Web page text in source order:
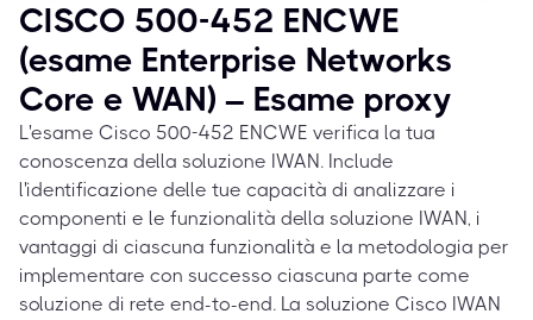
CISCO 500-452 ENCWE
(esame Enterprise Networks
Core e WAN) – Esame proxy
L'esame Cisco 500-452 ENCWE verifica la tua
conoscenza della soluzione IWAN. Include
l'identificazione delle tue capacità di analizzare i
componenti e le funzionalità della soluzione IWAN, i
vantaggi di ciascuna funzionalità e la metodologia per
implementare con successo ciascuna parte come
soluzione di rete end-to-end. La soluzione Cisco IWAN